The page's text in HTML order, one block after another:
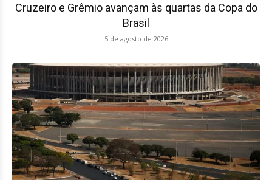
Cruzeiro e Grêmio avançam às quartas da Copa do
Brasil
5 de agosto de 2026